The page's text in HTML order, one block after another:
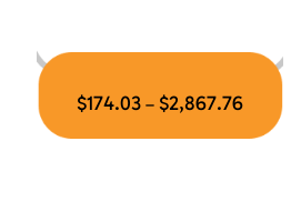
$174.03– $2,867.76